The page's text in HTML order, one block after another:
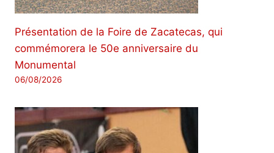
Présentation de la Foire de Zacatecas, qui
commémorera le 50e anniversaire du
Monumental
06/08/2026